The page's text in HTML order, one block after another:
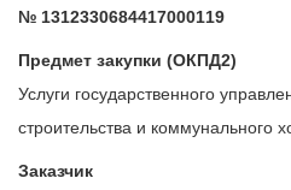
№ 1312330684417000119
Предмет закупки (ОКПД2)
Услуги государственного
строительства и коммунального
Заказчик